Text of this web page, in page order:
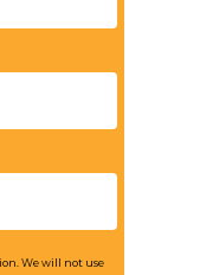
We will not use